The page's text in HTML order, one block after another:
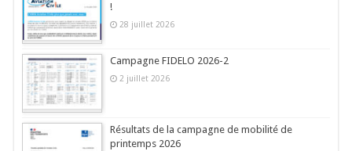
!
28 juillet 2026
Campagne FIDELO 2026-2
2 juillet 2026
Résultats de la campagne de mobilité de
printemps 2026